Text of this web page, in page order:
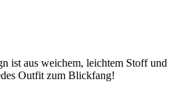
ist aus weichem, leichtem Stoff und
Outfit zum Blickfang!